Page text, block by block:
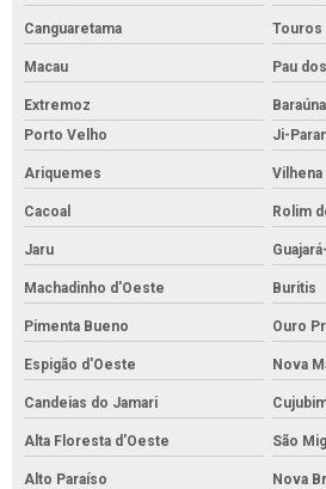
Canguaretama Touros
Macau Pau
Extremoz
Baraúna
Porto Velho
Ji-
Ariquemes Vilhena
Cacoal Rolim
Jaru
Machadinho d'Oeste Buritis
Pimenta Bueno Ouro
Espigão d'Oeste Nova
Candeias do Jamari
Alta Floresta d'Oeste São
Alto Paraíso
Nova